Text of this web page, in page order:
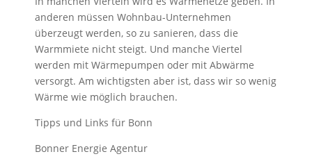
anderen müssen Wohnbau-Unternehmen
überzeugt werden, so zu sanieren, dass die
Warmmiete nicht steigt. Und manche Viertel
werden mit Wärmepumpen oder mit Abwärme
versorgt. Am wichtigsten aber ist, dass wir so wenig
Wärme wie möglich brauchen.
Tipps und Links für Bonn
Bonner Energie Agentur